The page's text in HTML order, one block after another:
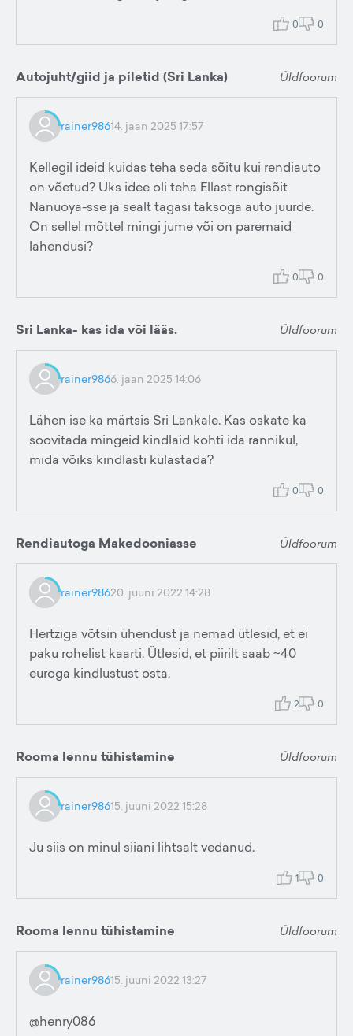
0 0
Autojuht/giid ja piletid (Sri Lanka) Üldfoorum
rainer98614. jaan 2025 17:57
Kellegil ideid kuidas teha seda sõitu kui rendiauto
on võetud? Üks idee oli teha Ellast rongisõit
Nanuoya-sse ja sealt tagasi taksoga auto juurde.
On sellel mõttel mingi jume või on paremaid
lahendusi?
0 0
Sri Lanka- kas ida või lääs. Üldfoorum
rainer9866. jaan 2025 14:06
Lähen ise ka märtsis Sri Lankale. Kas oskate ka
soovitada mingeid kindlaid kohti ida rannikul,
mida võiks kindlasti külastada?
0 0
Rendiautoga Makedooniasse Üldfoorum
rainer98620. juuni 2022 14:28
Hertziga võtsin ühendust ja nemad ütlesid, et ei
paku rohelist kaarti. Ütlesid, et piirilt saab ~40
euroga kindlustust osta.
2 0
Rooma lennu tühistamine Üldfoorum
rainer98615. juuni 2022 15:28
Ju siis on minul siiani lihtsalt vedanud.
1 0
Rooma lennu tühistamine Üldfoorum
rainer98615. juuni 2022 13:27
@henry086